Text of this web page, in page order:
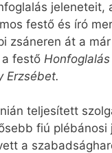
festő és író
zsáneren át a
a festő Honfoglalás
Erzsébet.
teljesített
fiú
a